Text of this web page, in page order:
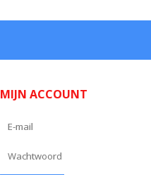
MIJN ACCOUNT